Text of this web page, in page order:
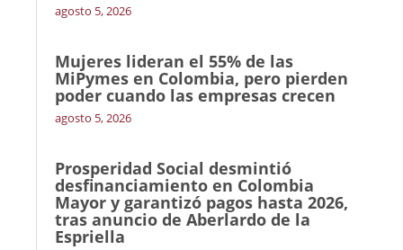
agosto 5, 2026
Mujeres lideran el 55% de las
MiPymes en Colombia, pero pierden
poder cuando las empresas crecen
agosto 5, 2026
Prosperidad Social desmintió
desfinanciamiento en Colombia
Mayor y garantizó pagos hasta 2026,
tras anuncio de Aberlardo de la
Espriella